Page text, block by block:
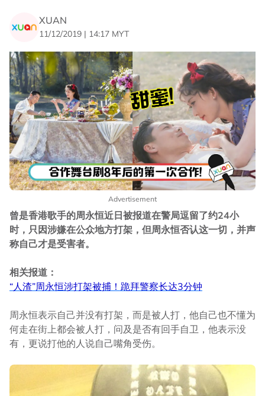
XUAN
11/12/2019 | 14:17 MYT
Advertisement
曾是香港歌手的周永恒近日被报道在警局逗留了约24小
时，只因涉嫌在公众地方打架，但周永恒否认这一切，并声
称自己才是受害者。
相关报道：
“人渣”周永恒涉打架被捕！跪拜警察长达3分钟
周永恒表示自己并没有打架，而是被人打，他自己也不懂为
何走在街上都会被人打，问及是否有回手自卫，他表示没
有，更说打他的人说自己嘴角受伤。